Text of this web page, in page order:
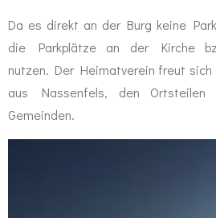
Da es direkt an der Burg keine
die Parkplätze an der Kirche
nutzen. Der Heimatverein freut
aus Nassenfels, den Ortsteilen
Gemeinden.